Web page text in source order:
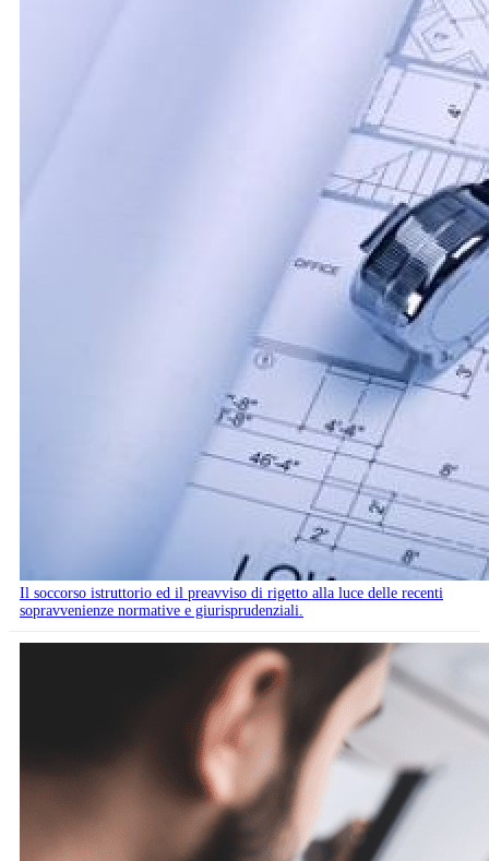
Il soccorso istruttorio ed il preavviso di rigetto alla luce delle recenti
sopravvenienze normative e giurisprudenziali.